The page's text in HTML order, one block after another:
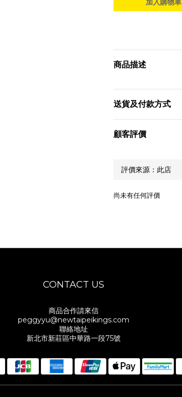
加入購物車
商品描述
送貨及付款方式
顧客評價
尚未有任何評價
CONTACT US
商品合作請來信
peggyyu@newtaipeikings.com
聯絡地址
新北市新莊區中華路一段75號